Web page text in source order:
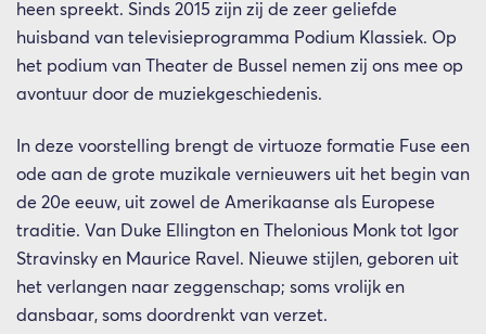
heen spreekt. Sinds 2015 zijn zij de zeer geliefde
huisband van televisieprogramma Podium Klassiek. Op
het podium van Theater de Bussel nemen zij ons mee op
avontuur door de muziekgeschiedenis.
In deze voorstelling brengt de virtuoze formatie Fuse een
ode aan de grote muzikale vernieuwers uit het begin van
de 20e eeuw, uit zowel de Amerikaanse als Europese
traditie. Van Duke Ellington en Thelonious Monk tot Igor
Stravinsky en Maurice Ravel. Nieuwe stijlen, geboren uit
het verlangen naar zeggenschap; soms vrolijk en
dansbaar, soms doordrenkt van verzet.